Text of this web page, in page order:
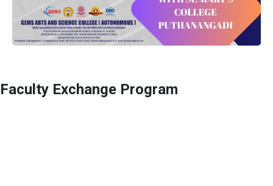
Faculty Exchange Program